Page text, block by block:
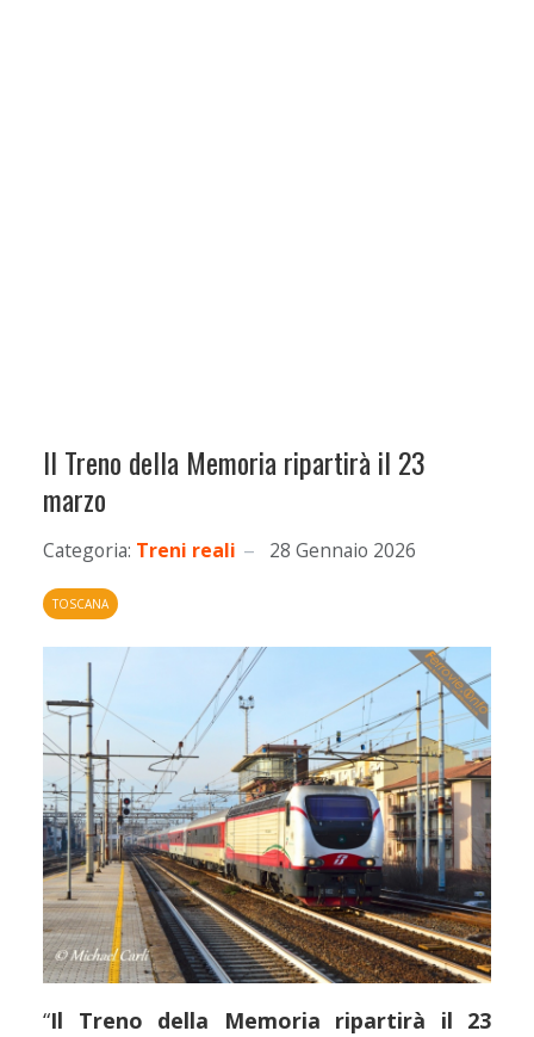
Il Treno della Memoria ripartirà il 23
marzo
Categoria: Treni reali 28 Gennaio 2026
TOSCANA
“Il Treno della Memoria ripartirà il 23